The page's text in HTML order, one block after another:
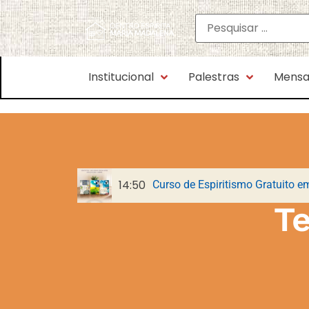
Institucional Palestras
14:50 Curso de Espiritismo Gratuito
Parnaso de Além-Túmulo: o
65 anos do CEMA: a